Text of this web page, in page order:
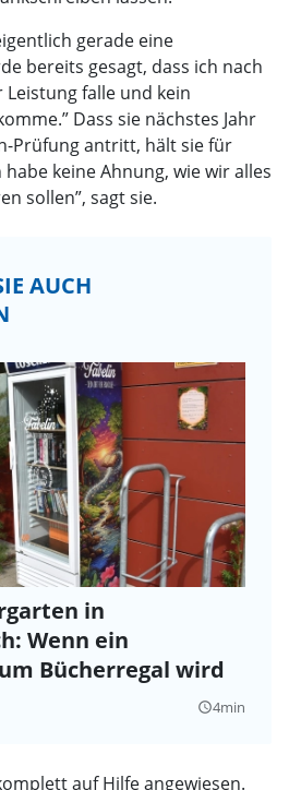
gerade eine
bereits gesagt, dass ich nach
Leistung falle und kein
Dass sie nächstes Jahr
Prüfung antritt, hält sie für
keine Ahnung, wie wir alles
sollen”, sagt sie.
AUCH
in
Wenn ein
Bücherregal wird
query_builder4min
auf Hilfe angewiesen.